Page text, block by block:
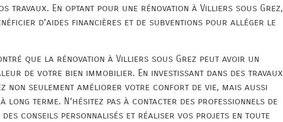
travaux. En optant pour une rénovation à Villiers sous Grez,
d’aides financières et de subventions pour alléger le
que la rénovation à Villiers sous Grez peut avoir un
de votre bien immobilier. En investissant dans des travaux
non seulement améliorer votre confort de vie, mais aussi
terme. N’hésitez pas à contacter des professionnels de
conseils personnalisés et réaliser vos projets en toute